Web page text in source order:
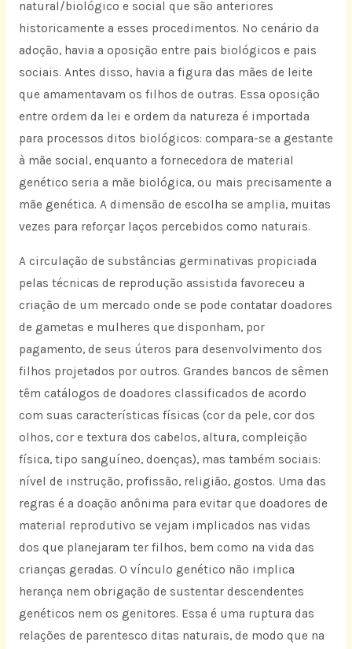
natural/biológico e social que são anteriores
historicamente a esses procedimentos. No cenário da
adoção, havia a oposição entre pais biológicos e pais
sociais. Antes disso, havia a figura das mães de leite
que amamentavam os filhos de outras. Essa oposição
entre ordem da lei e ordem da natureza é importada
para processos ditos biológicos: compara-se a gestante
à mãe social, enquanto a fornecedora de material
genético seria a mãe biológica, ou mais precisamente a
mãe genética. A dimensão de escolha se amplia, muitas
vezes para reforçar laços percebidos como naturais.
A circulação de substâncias germinativas propiciada
pelas técnicas de reprodução assistida favoreceu a
criação de um mercado onde se pode contatar doadores
de gametas e mulheres que disponham, por
pagamento, de seus úteros para desenvolvimento dos
filhos projetados por outros. Grandes bancos de sêmen
têm catálogos de doadores classificados de acordo
com suas características físicas (cor da pele, cor dos
olhos, cor e textura dos cabelos, altura, compleição
física, tipo sanguíneo, doenças), mas também sociais:
nível de instrução, profissão, religião, gostos. Uma das
regras é a doação anônima para evitar que doadores de
material reprodutivo se vejam implicados nas vidas
dos que planejaram ter filhos, bem como na vida das
crianças geradas. O vínculo genético não implica
herança nem obrigação de sustentar descendentes
genéticos nem os genitores. Essa é uma ruptura das
relações de parentesco ditas naturais, de modo que na